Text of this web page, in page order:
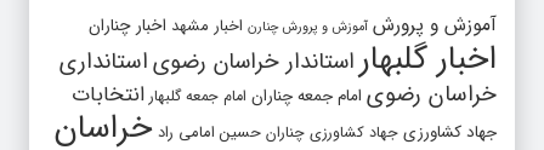
آموزش و پرورش آموزش و پرورش چنارن اخبار مشهد اخبار چناران
اخبار گلبهار استاندار خراسان رضویاستانداری
خراسان رضوی امام جمعه چناران امام جمعه گلبهار انتخابات
جهاد کشاورزی جهاد کشاورزی چناران حسین امامی راد خراسان